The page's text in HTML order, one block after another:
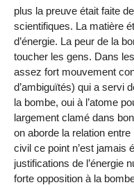
plus la preuve était faite
scientifiques. La matière
d’énergie. La peur de la
toucher les gens. Dans
assez fort mouvement
d’ambiguïtés) qui a servi
la bombe, oui à l’atome
largement clamé dans
on aborde la relation
civil ce point n’est jamais
justifications de l’énergie
forte opposition à la